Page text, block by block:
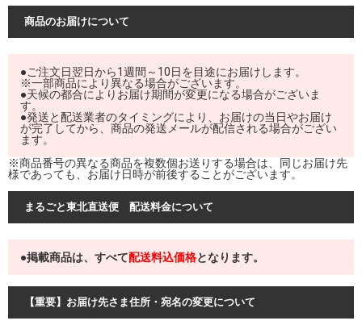
商品のお届けについて
●ご注文日翌日から1週間～10日を目途にお届けします。
※一部商品により異なる場合がございます。
●天候の都合によりお届け期間が変更になる場合がございま
す。
●発送と配送業者のタイミングにより、お届けの当日やお届け
が完了してから、商品の発送メールが配信される場合がござい
ます。
※商品番号の異なる商品を複数個お送りする場合は、同じお届け先
様であっても、お届け日時が前後することがございます。
まるごと東北直送便 配送料金について
●掲載商品は、すべて配送料込価格となります。
【重要】お届け先さま住所・宛名の変更について